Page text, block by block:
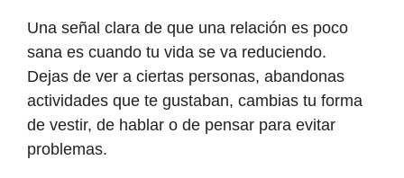
Una señal clara de que una relación es poco
sana es cuando tu vida se va reduciendo.
Dejas de ver a ciertas personas, abandonas
actividades que te gustaban, cambias tu forma
de vestir, de hablar o de pensar para evitar
problemas.